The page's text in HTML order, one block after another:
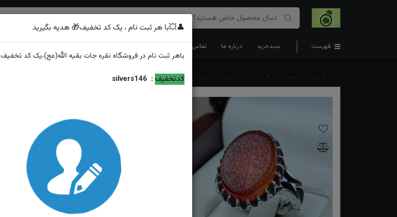
فهرست سبدخرید درباره ما تماس با ما
ویژگی‌های محصول
رکاب: رکاب حمزه ماشینی
نگین: عقیق سرخ یمنی اصل
👤💥با هر ثبت نام ، یک کد تخفیف🎁 هدیه بگیرید
باهر ثبت نام در فروشگاه نقره جات بقیه الله(عج)،یک کد تخفیف
کدتخفیف :
silvers146